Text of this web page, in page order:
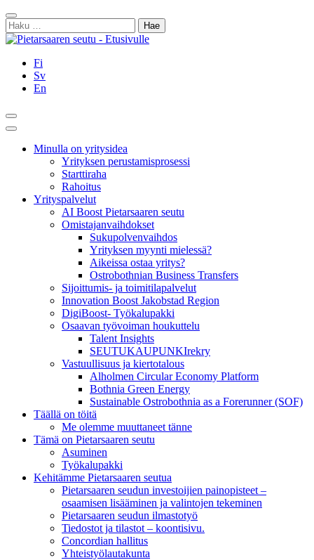
Siirry
sisältöön
Sulje
Haku:
Fi
Sv
En
Hae
Päävalikko
Minulla on yritysidea
Yrityksen perustamisprosessi
Starttiraha
Rahoitus
Yrityspalvelut
AI Boost Pietarsaaren seutu
Omistajanvaihdokset
Sukupolvenvaihdos
Yrityksen myynti mielessä?
Aikeissa ostaa yritys?
Ostrobothnian Business Transfers
Sijoittumis- ja toimitilapalvelut
Innovation Boost Jakobstad Region
DigiBoost- Työkalupakki
Osaavan työvoiman houkuttelu
Talent Insights
SEUTUKAUPUNKIrekry
Vastuullisuus ja kiertotalous
Alholmen Circular Economy Platform
Bothnia Green Energy
Sustainable Ostrobothnia as a Forerunner (SOF)
Täällä on töitä
Me olemme muuttaneet tänne
Tämä on Pietarsaaren seutu
Asuminen
Työkalupakki
Kehitämme Pietarsaaren seutua
Pietarsaaren seudun investoijien painopisteet –
osaamisen lisääminen ja valintojen tekeminen
Pietarsaaren seudun ilmastotyö
Tiedostot ja tilastot – koontisivu.
Concordian hallitus
Yhteistyölautakunta